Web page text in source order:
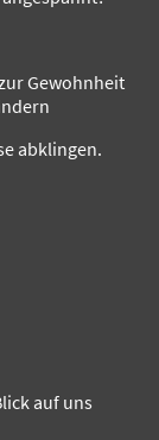
Gewohnheit
abklingen.
auf uns